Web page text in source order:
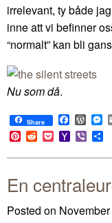
irrelevant, ty både
inne att vi befinner
“normalt” kan bli
Nu som då.
Share
Pinterest
RedditPocketYahoo
Mail
Viber
En
Posted on